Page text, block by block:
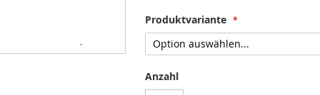
Produktvariante
Anzahl